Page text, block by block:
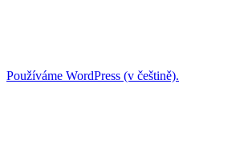
Používáme WordPress (v češtině).